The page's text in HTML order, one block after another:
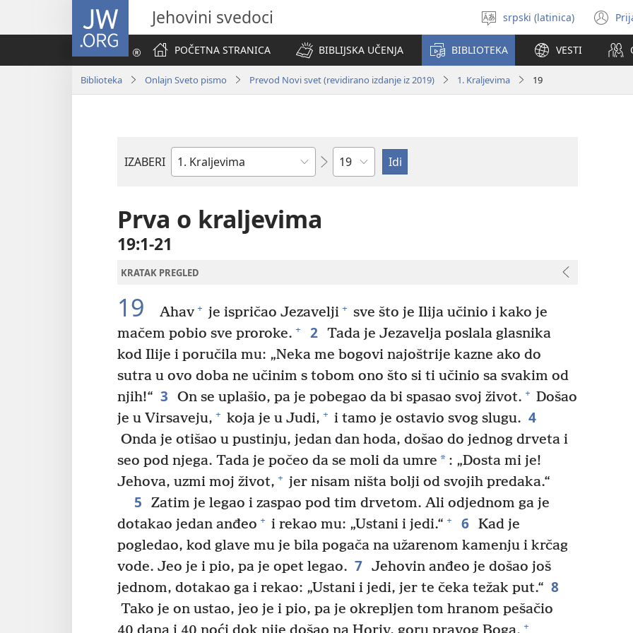
JW.ORG Jehovini svedoci
Izaberi
jezik
srpski (latinica)
POČETNA STRANICA
BIBLIJSKA UČENJA BIBLIOTEKA VESTI
Biblioteka Onlajn Sveto pismo Prevod Novi svet (revidirano izdanje iz 2019) 1. Kraljevima 19
IZABERI
Biblijska
Poglavlje
Prva o kraljevima
19:1-21
KRATAK PREGLED
19 Ahav + je ispričao Jezavelji + sve što je Ilija učinio i kako je
mačem pobio sve proroke. + 2 Tada je Jezavelja poslala glasnika
kod Ilije i poručila mu: „Neka me bogovi najoštrije kazne ako do
sutra u ovo doba ne učinim s tobom ono što si ti učinio sa svakim od
njih!“ 3 On se uplašio, pa je pobegao da bi spasao svoj život. + Došao
je u Virsaveju, + koja je u Judi, + i tamo je ostavio svog slugu. 4
Onda je otišao u pustinju, jedan dan hoda, došao do jednog drveta i
seo pod njega. Tada je počeo da se moli da umre * : „Dosta mi je!
Jehova, uzmi moj život, + jer nisam ništa bolji od svojih predaka.“
5
Zatim je legao i zaspao pod tim drvetom. Ali odjednom ga je
dotakao jedan anđeo + i rekao mu: „Ustani i jedi.“ + 6 Kad je
pogledao, kod glave mu je bila pogača na užarenom kamenju i krčag
vode. Jeo je i pio, pa je opet legao. 7 Jehovin anđeo je došao još
jednom, dotakao ga i rekao: „Ustani i jedi, jer te čeka težak put.“ 8
Tako je on ustao, jeo je i pio, pa je okrepljen tom hranom pešačio
+